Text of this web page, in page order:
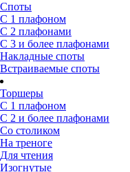
Споты
С 1 плафоном
С 2 плафонами
С 3 и более плафонами
Накладные споты
Встраиваемые споты
Торшеры
С 1 плафоном
С 2 и более плафонами
Со столиком
На треноге
Для чтения
Изогнутые